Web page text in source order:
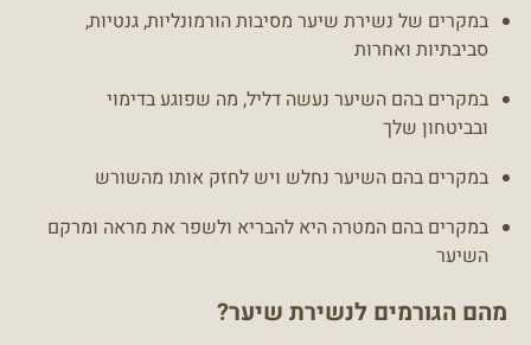
במקרים של נשירת שיער מסיבות הורמונליות, גנטיות,
סביבתיות ואחרות
במקרים בהם השיער נעשה דליל, מה שפוגע בדימוי
ובביטחון שלך
במקרים בהם השיער נחלש ויש לחזק אותו מהשורש
במקרים בהם המטרה היא להבריא ולשפר את מראה ומרקם
השיער
מהם הגורמים לנשירת שיער?